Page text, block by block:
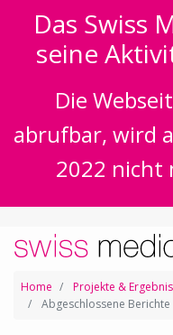
Das Swiss
seine
Die
abrufbar, wird
2022 nicht
Home Projekte &
Abgeschlossene Berichte